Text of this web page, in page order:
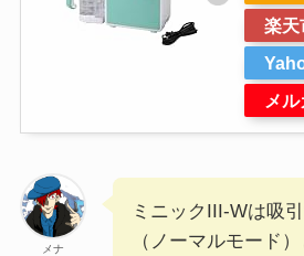
楽天
メル
メナ
ミニックIII-Wは吸
（ノーマルモード